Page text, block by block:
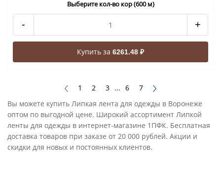
Выберите кол-во кор (600 м)
- +
Купить за 6261.48 ₽
1 2 3 ... 6
7
Вы можете купить Липкая лента для одежды в Воронеже
оптом по выгодной цене. Широкий ассортимент Липкой
ленты для одежды в интернет-магазине 1ПФК. Бесплатная
доставка товаров при заказе от 20 000 рублей. Акции и
скидки для новых и постоянных клиентов.